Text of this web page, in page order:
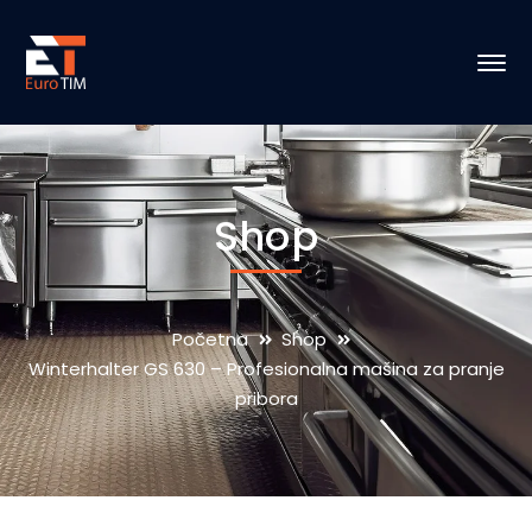
Shop
Početna
Shop
Winterhalter GS 630 – Profesionalna mašina za pranje
pribora